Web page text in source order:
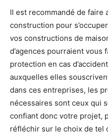
Il est recommandé de faire
construction pour
vos constructions de
d’agences pourraient vous
protection en cas
auxquelles elles
dans ces entreprises, les
nécessaires sont ceux qui
confiant donc votre projet,
réfléchir sur le choix de tel